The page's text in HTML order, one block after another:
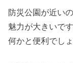
防災公園が近い
魅力が大きいで
何かと便利でしょ